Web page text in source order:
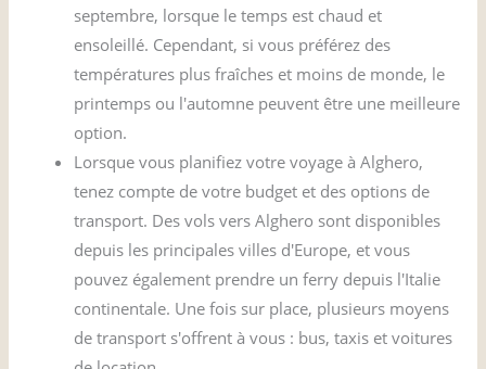
septembre, lorsque le temps est chaud et
ensoleillé. Cependant, si vous préférez des
températures plus fraîches et moins de monde, le
printemps ou l'automne peuvent être une meilleure
option.
Lorsque vous planifiez votre voyage à Alghero,
tenez compte de votre budget et des options de
transport. Des vols vers Alghero sont disponibles
depuis les principales villes d'Europe, et vous
pouvez également prendre un ferry depuis l'Italie
continentale. Une fois sur place, plusieurs moyens
de transport s'offrent à vous : bus, taxis et voitures